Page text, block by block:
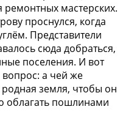
мастерских.
проснулся, когда
Представители
сюда добраться,
поселения. И вот
а чей же
земля, чтобы он
облагать пошлинами